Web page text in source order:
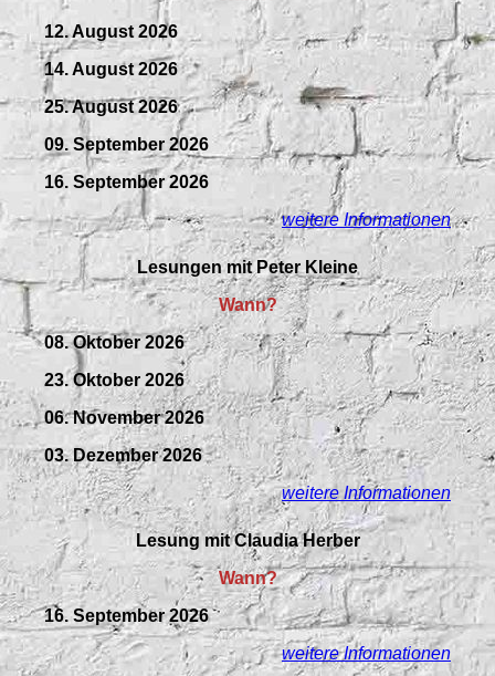
12. August 2026
14. August 2026
25. August 2026
09. September 2026
16. September 2026
weitere Informationen
Lesungen mit Peter Kleine
Wann?
08. Oktober 2026
23. Oktober 2026
06. November 2026
03. Dezember 2026
weitere Informationen
Lesung mit Claudia Herber
Wann?
16. September 2026
weitere Informationen